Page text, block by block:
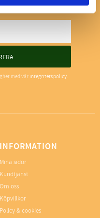
med vårintegritetspolicy.
INFORMATION
Mina sidor
Kundtjänst
Om oss
Köpvillkor
Policy & cookies